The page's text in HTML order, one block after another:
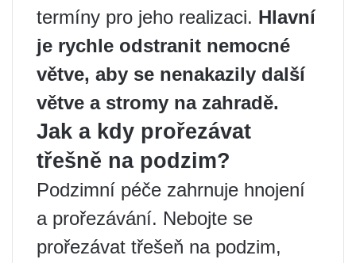
termíny pro jeho realizaci. Hlavní
je rychle odstranit nemocné
větve, aby se nenakazily další
větve a stromy na zahradě.
Jak a kdy prořezávat
třešně na podzim?
Podzimní péče zahrnuje hnojení
a prořezávání. Nebojte se
prořezávat třešeň na podzim,